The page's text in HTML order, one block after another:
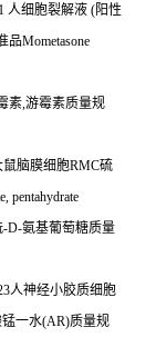
人细胞裂解液 (阳性
品Mometasone
素,游霉素质量规
鼠脑膜细胞RMC硫
pentahydrate
-D-氨基葡萄糖质量
人神经小胶质细胞
一水(AR)质量规